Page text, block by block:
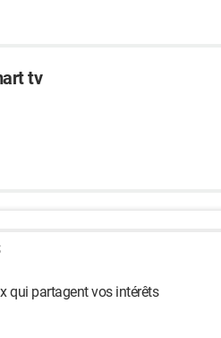
tv
qui partagent vos intérêts